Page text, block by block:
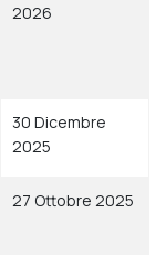
2026
30 Dicembre
2025
27 Ottobre 2025